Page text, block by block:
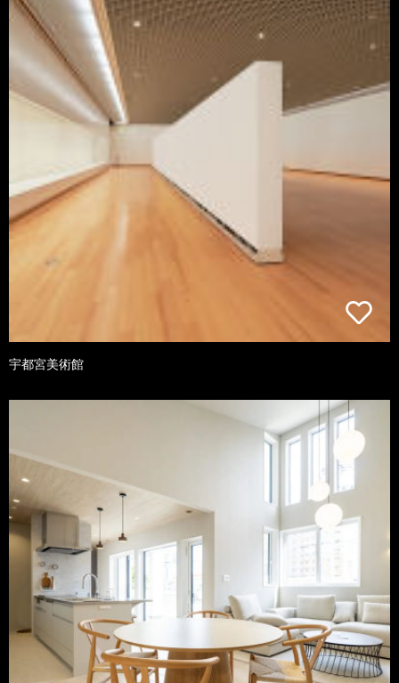
宇都宮美術館